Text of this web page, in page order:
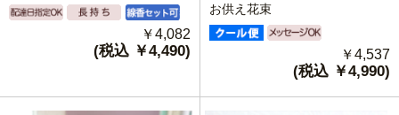
￥4,082
(税込 ￥4,490)
お供え花束
￥4,537
(税込 ￥4,990)